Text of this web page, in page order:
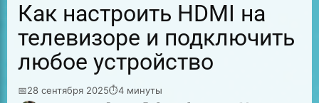
Как настроить HDMI на
телевизоре и подключить
любое устройство
📅28 сентября 2025⏱4 минуты